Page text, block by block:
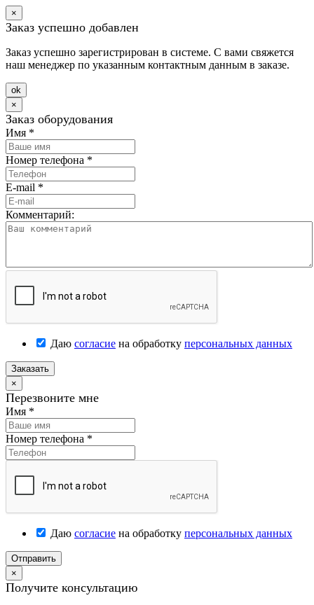
×
Заказ успешно добавлен
Заказ успешно зарегистрирован в системе. С вами свяжется
наш менеджер по указанным контактным данным в заказе.
оk
×
Заказ оборудования
Имя *
Номер телефона *
E-mail *
Комментарий:
Даю согласие на обработку персональных данных
Заказать
×
Перезвоните мне
Имя *
Номер телефона *
Даю согласие на обработку персональных данных
Отправить
×
Получите консультацию